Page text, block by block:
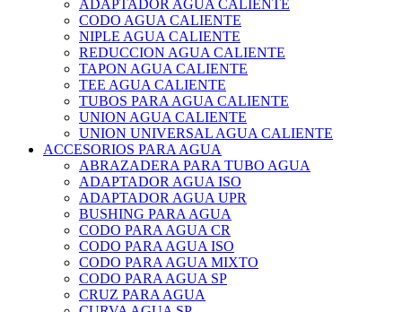
ADAPTADOR AGUA CALIENTE
CODO AGUA CALIENTE
NIPLE AGUA CALIENTE
REDUCCION AGUA CALIENTE
TAPON AGUA CALIENTE
TEE AGUA CALIENTE
TUBOS PARA AGUA CALIENTE
UNION AGUA CALIENTE
UNION UNIVERSAL AGUA CALIENTE
ACCESORIOS PARA AGUA
ABRAZADERA PARA TUBO AGUA
ADAPTADOR AGUA ISO
ADAPTADOR AGUA UPR
BUSHING PARA AGUA
CODO PARA AGUA CR
CODO PARA AGUA ISO
CODO PARA AGUA MIXTO
CODO PARA AGUA SP
CRUZ PARA AGUA